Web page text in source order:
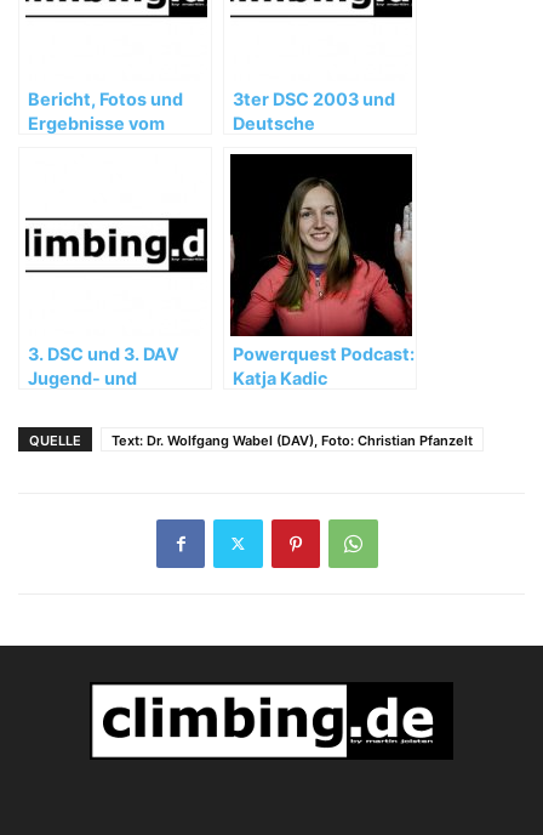
Bericht, Fotos und
Ergebnisse vom
3ter DSC 2003 und
Deutsche
3. DSC und 3. DAV
Jugend- und
Köln-Wesseling
Powerquest Podcast:
Katja Kadic
QUELLE Text: Dr. Wolfgang Wabel (DAV), Foto: Christian Pfanzelt